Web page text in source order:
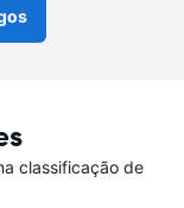
classificação de